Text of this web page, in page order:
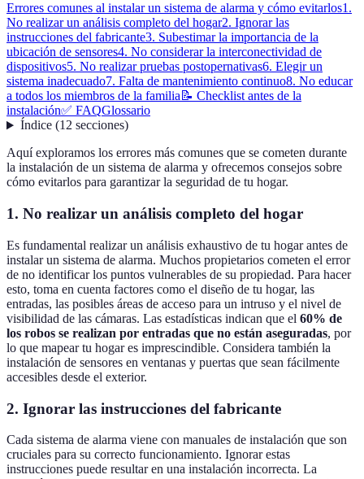
Errores comunes al instalar un sistema de alarma y cómo evitarlos1.
No realizar un análisis completo del hogar2. Ignorar las
instrucciones del fabricante3. Subestimar la importancia de la
ubicación de sensores4. No considerar la interconectividad de
dispositivos5. No realizar pruebas postopernativas6. Elegir un
sistema inadecuado7. Falta de mantenimiento continuo8. No educar
a todos los miembros de la familia📝 Checklist antes de la
instalación✅ FAQGlossario
Índice(12 secciones)
Aquí exploramos los errores más comunes que se cometen durante
la instalación de un sistema de alarma y ofrecemos consejos sobre
cómo evitarlos para garantizar la seguridad de tu hogar.
1. No realizar un análisis completo del hogar
Es fundamental realizar un análisis exhaustivo de tu hogar antes de
instalar un sistema de alarma. Muchos propietarios cometen el error
de no identificar los puntos vulnerables de su propiedad. Para hacer
esto, toma en cuenta factores como el diseño de tu hogar, las
entradas, las posibles áreas de acceso para un intruso y el nivel de
visibilidad de las cámaras. Las estadísticas indican que el 60% de
los robos se realizan por entradas que no están aseguradas, por
lo que mapear tu hogar es imprescindible. Considera también la
instalación de sensores en ventanas y puertas que sean fácilmente
accesibles desde el exterior.
2. Ignorar las instrucciones del fabricante
Cada sistema de alarma viene con manuales de instalación que son
cruciales para su correcto funcionamiento. Ignorar estas
instrucciones puede resultar en una instalación incorrecta. La